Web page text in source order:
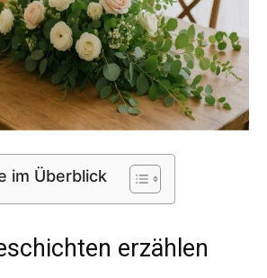
um
das
Thema
im Überblick
erzählen